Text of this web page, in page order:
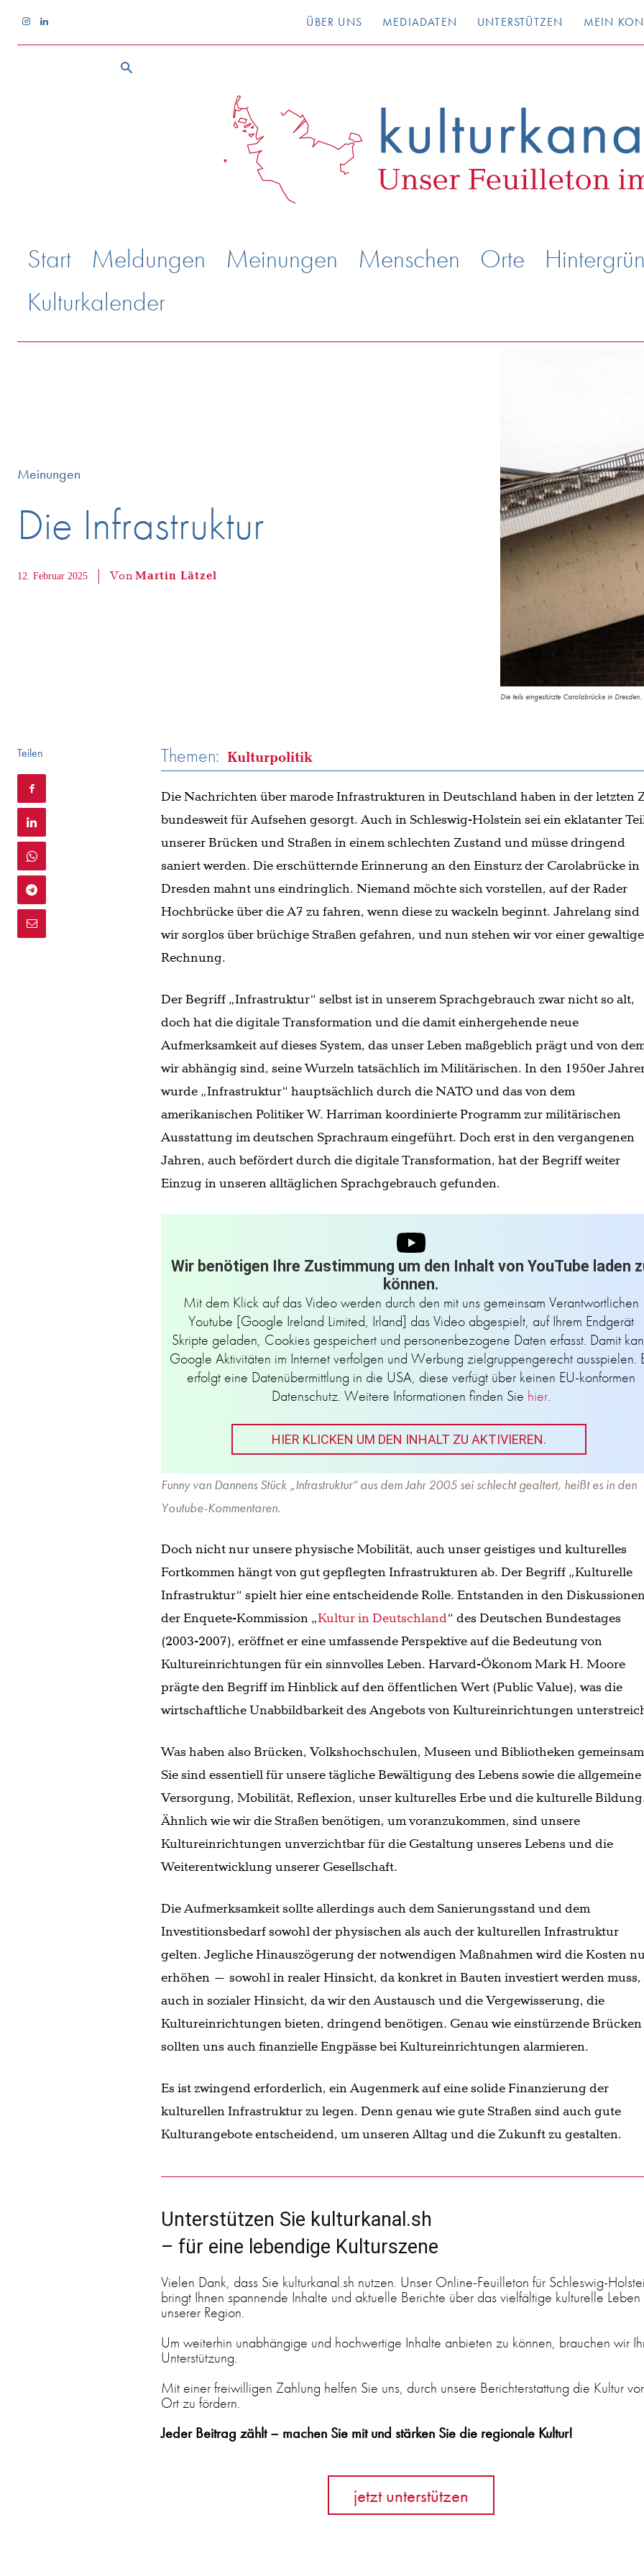
ÜBER UNS MEDIADATEN UNTERSTÜTZEN MEIN
Start Meldungen Meinungen Menschen Orte
Kulturkalender
Meinungen
Die Infrastruktur
12. Februar 2025 VonMartin Lätzel
Die teils eingestürzte Carolabrücke in
Teilen Themen: Kulturpolitik
Die Nachrichten über marode Infrastrukturen in Deutschland haben in der letzten
bundesweit für Aufsehen gesorgt. Auch in Schleswig-Holstein sei ein eklatanter
unserer Brücken und Straßen in einem schlechten Zustand und müsse dringend
saniert werden. Die erschütternde Erinnerung an den Einsturz der Carolabrücke in
Dresden mahnt uns eindringlich. Niemand möchte sich vorstellen, auf der Rader
Hochbrücke über die A7 zu fahren, wenn diese zu wackeln beginnt. Jahrelang sind
wir sorglos über brüchige Straßen gefahren, und nun stehen wir vor einer
Rechnung.
Der Begriff „Infrastruktur“ selbst ist in unserem Sprachgebrauch zwar nicht so alt,
doch hat die digitale Transformation und die damit einhergehende neue
Aufmerksamkeit auf dieses System, das unser Leben maßgeblich prägt und von
wir abhängig sind, seine Wurzeln tatsächlich im Militärischen. In den 1950er
wurde „Infrastruktur“ hauptsächlich durch die NATO und das von dem
amerikanischen Politiker W. Harriman koordinierte Programm zur militärischen
Ausstattung im deutschen Sprachraum eingeführt. Doch erst in den vergangenen
Jahren, auch befördert durch die digitale Transformation, hat der Begriff weiter
Einzug in unseren alltäglichen Sprachgebrauch gefunden.
Wir benötigen Ihre Zustimmung um den Inhalt von YouTube laden
können.
Mit dem Klick auf das Video werden durch den mit uns gemeinsam Verantwortlichen
Youtube [Google Ireland Limited, Irland] das Video abgespielt, auf Ihrem Endgerät
Skripte geladen, Cookies gespeichert und personenbezogene Daten erfasst. Damit
Google Aktivitäten im Internet verfolgen und Werbung zielgruppengerecht ausspielen.
erfolgt eine Datenübermittlung in die USA, diese verfügt über keinen EU-konformen
Datenschutz. Weitere Informationen finden Sie hier.
HIER KLICKEN UM DEN INHALT ZU AKTIVIEREN.
Funny van Dannens Stück „Infrastruktur“ aus dem Jahr 2005 sei schlecht gealtert, heißt es in den
Youtube-Kommentaren.
Doch nicht nur unsere physische Mobilität, auch unser geistiges und kulturelles
Fortkommen hängt von gut gepflegten Infrastrukturen ab. Der Begriff „Kulturelle
Infrastruktur“ spielt hier eine entscheidende Rolle. Entstanden in den
der Enquete-Kommission „Kultur in Deutschland“ des Deutschen Bundestages
(2003-2007), eröffnet er eine umfassende Perspektive auf die Bedeutung von
Kultureinrichtungen für ein sinnvolles Leben. Harvard-Ökonom Mark H. Moore
prägte den Begriff im Hinblick auf den öffentlichen Wert (Public Value), was die
wirtschaftliche Unabbildbarkeit des Angebots von Kultureinrichtungen
Was haben also Brücken, Volkshochschulen, Museen und Bibliotheken
Sie sind essentiell für unsere tägliche Bewältigung des Lebens sowie die allgemeine
Versorgung, Mobilität, Reflexion, unser kulturelles Erbe und die kulturelle
Ähnlich wie wir die Straßen benötigen, um voranzukommen, sind unsere
Kultureinrichtungen unverzichtbar für die Gestaltung unseres Lebens und die
Weiterentwicklung unserer Gesellschaft.
Die Aufmerksamkeit sollte allerdings auch dem Sanierungsstand und dem
Investitionsbedarf sowohl der physischen als auch der kulturellen Infrastruktur
gelten. Jegliche Hinauszögerung der notwendigen Maßnahmen wird die Kosten
erhöhen – sowohl in realer Hinsicht, da konkret in Bauten investiert werden muss,
auch in sozialer Hinsicht, da wir den Austausch und die Vergewisserung, die
Kultureinrichtungen bieten, dringend benötigen. Genau wie einstürzende Brücken
sollten uns auch finanzielle Engpässe bei Kultureinrichtungen alarmieren.
Es ist zwingend erforderlich, ein Augenmerk auf eine solide Finanzierung der
kulturellen Infrastruktur zu legen. Denn genau wie gute Straßen sind auch gute
Kulturangebote entscheidend, um unseren Alltag und die Zukunft zu gestalten.
Unterstützen Sie kulturkanal.sh
– für eine lebendige Kulturszene
Vielen Dank, dass Sie kulturkanal.sh nutzen. Unser Online-Feuilleton für Schleswig-
bringt Ihnen spannende Inhalte und aktuelle Berichte über das vielfältige kulturelle Leben
unserer Region.
Um weiterhin unabhängige und hochwertige Inhalte anbieten zu können, brauchen wir
Unterstützung.
Mit einer freiwilligen Zahlung helfen Sie uns, durch unsere Berichterstattung die Kultur vor
Ort zu fördern.
Jeder Beitrag zählt – machen Sie mit und stärken Sie die regionale Kultur!
jetzt unterstützen